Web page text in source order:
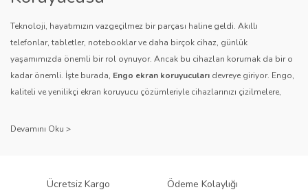
Gönder
Teknoloji, hayatımızın vazgeçilmez bir parçası haline geldi. Akıllı
telefonlar, tabletler, notebooklar ve daha birçok cihaz, günlük
yaşamımızda önemli bir rol oynuyor. Ancak bu cihazları korumak da bir o
kadar önemli. İşte burada, Engo ekran koruyucuları devreye giriyor. Engo,
kaliteli ve yenilikçi ekran koruyucu çözümleriyle cihazlarınızı çizilmelere,
sağlıyor.
Engo ekran koruyucuları
, uzun yıllara dayanan tecrübesi ve teknolojiye
Ücretsiz Kargo Ödeme Kolaylığı